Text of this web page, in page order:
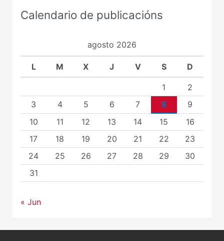
Calendario de publicacións
agosto 2026
L M X J V S D
1
2
3
4 5 6 7 8
9
10
11 12 13 14 15
16
17
18 19 20 21 22
23
24
25 26 27 28 29
30
31
« Jun